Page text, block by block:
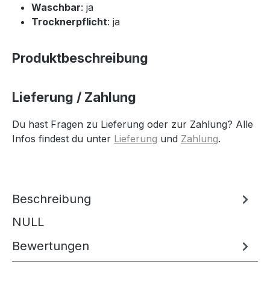
Waschbar: ja
Trocknerpflicht: ja
Produktbeschreibung
Lieferung / Zahlung
Du hast Fragen zu Lieferung oder zur Zahlung? Alle
Infos findest du unter Lieferung und Zahlung.
Beschreibung
NULL
Bewertungen